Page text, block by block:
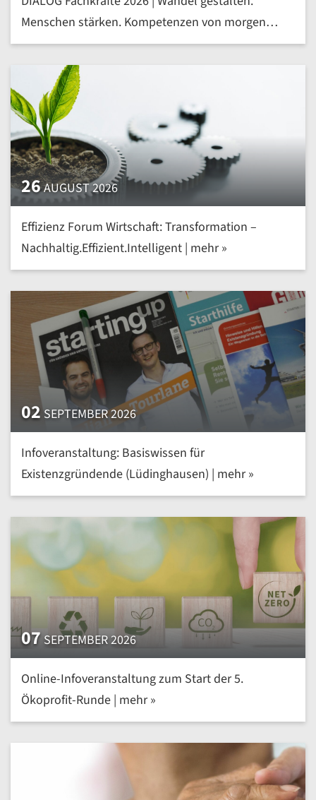
Menschen stärken. Kompetenzen von morgen
heute entwickeln | mehr »
26AUGUST 2026
Effizienz Forum Wirtschaft: Transformation –
Nachhaltig.Effizient.Intelligent | mehr »
02 SEPTEMBER 2026
Infoveranstaltung: Basiswissen für
Existenzgründende (Lüdinghausen) | mehr »
07SEPTEMBER 2026
Online-Infoveranstaltung zum Start der 5.
Ökoprofit-Runde | mehr »